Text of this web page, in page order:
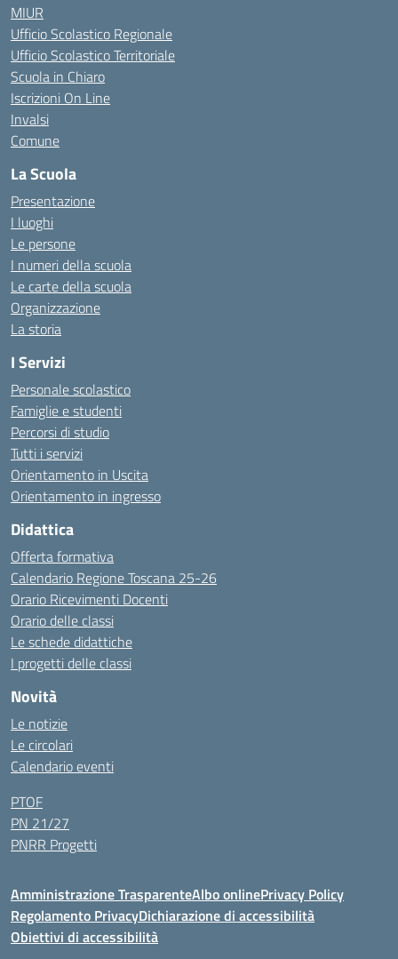
MIUR
Ufficio Scolastico Regionale
Ufficio Scolastico Territoriale
Scuola in Chiaro
Iscrizioni On Line
Invalsi
Comune
La Scuola
Presentazione
I luoghi
Le persone
I numeri della scuola
Le carte della scuola
Organizzazione
La storia
I Servizi
Personale scolastico
Famiglie e studenti
Percorsi di studio
Tutti i servizi
Orientamento in Uscita
Orientamento in ingresso
Didattica
Offerta formativa
Calendario Regione Toscana 25-26
Orario Ricevimenti Docenti
Orario delle classi
Le schede didattiche
I progetti delle classi
Novità
Le notizie
Le circolari
Calendario eventi
PTOF
PN 21/27
PNRR Progetti
Amministrazione TrasparenteAlbo onlinePrivacy Policy
Regolamento PrivacyDichiarazione di accessibilità
Obiettivi di accessibilità